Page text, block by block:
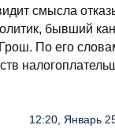
смысла
бывший
По его
12:20, Январь